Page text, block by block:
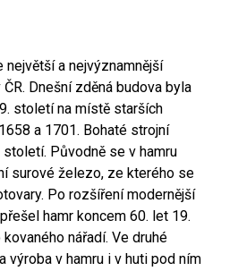
největší a nejvýznamnější
Dnešní zděná budova byla
století na místě starších
a 1701. Bohaté strojní
Původně se v hamru
surové železo, ze kterého se
Po rozšíření modernější
hamr koncem 60. let 19.
nářadí. Ve druhé
výroba v hamru i v huti pod ním